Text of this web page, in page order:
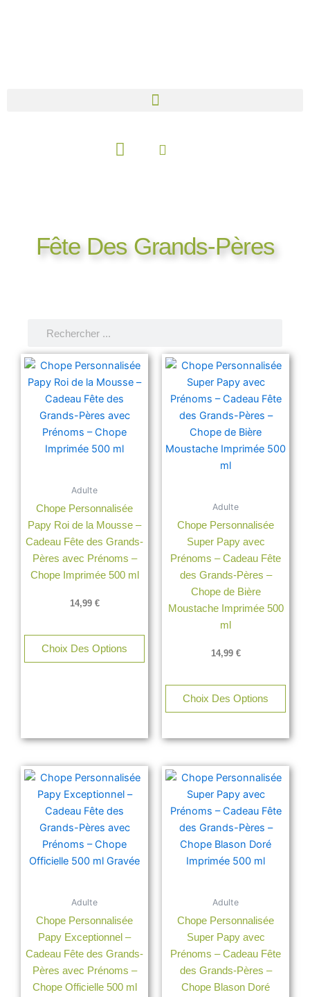
Panier
Fête Des Grands-Pères
Rechercher
Adulte
Chope Personnalisée
Papy Roi de la Mousse –
Cadeau Fête des Grands-
Pères avec Prénoms –
Chope Imprimée 500 ml
14,99 €
Choix Des Options
Adulte
Chope Personnalisée
Super Papy avec
Prénoms – Cadeau Fête
des Grands-Pères –
Chope de Bière
Moustache Imprimée 500
ml
14,99 €
Choix Des Options
Adulte
Chope Personnalisée
Papy Exceptionnel –
Cadeau Fête des Grands-
Pères avec Prénoms –
Chope Officielle 500 ml
Adulte
Chope Personnalisée
Super Papy avec
Prénoms – Cadeau Fête
des Grands-Pères –
Chope Blason Doré